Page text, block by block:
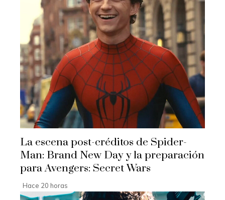
La escena post-créditos de Spider-
Man: Brand New Day y la preparación
para Avengers: Secret Wars
Hace 20 horas